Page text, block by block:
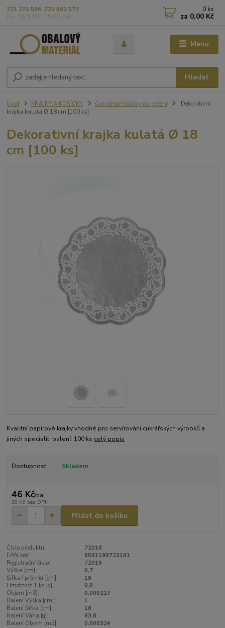
Menu
Hledat
721 271 596, 723 602 577
Po - Pá 9,00 - 15,00 hod
0 ks
za 0,00 Kč
Úvod KRAJKY A KOŠÍČKY Cukrářské košíčky na pečení
Dekorativní
krajka kulatá Ø 18 cm [100 ks]
Dekorativní krajka kulatá Ø 18
cm [100 ks]
Kvalitní papírové krajky vhodné pro servírování cukrářských výrobků a
jiných specialit. balení: 100 ks celý popis
Dostupnost Skladem
46 Kč/bal.
38 Kč bez DPH
Přidat do košíku
Číslo produktu:
72318
EAN kód:
8591199723181
Registrační číslo:
72318
Výška [cm]:
0,7
Šířka / průměr [cm]:
18
Hmotnost 1 ks [g]:
0,8
Objem [m3]:
0,000227
Balení Výška [cm]:
1
Balení Šířka [cm]:
18
Balení Váha [g]:
83,6
Balení Objem [m3]:
0,000324